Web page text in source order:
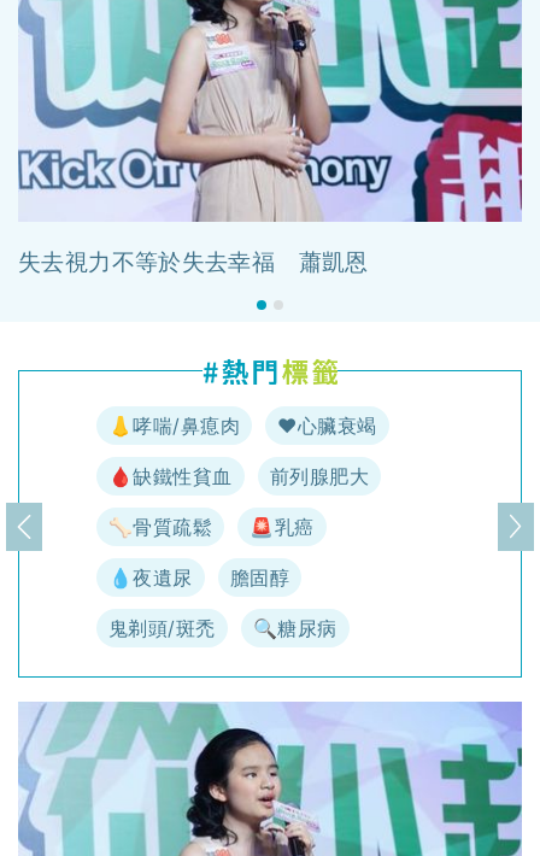
失去視力不等於失去幸福 蕭凱恩
👃哮喘/鼻瘜肉 ♥️心臟衰竭
🩸缺鐵性貧血 前列腺肥大
🦴骨質疏鬆 🚨乳癌
💧夜遺尿 膽固醇
鬼剃頭/斑禿 🔍糖尿病
上一頁 下